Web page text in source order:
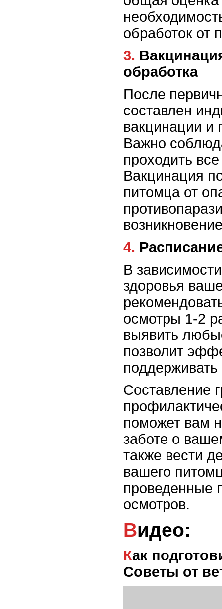
обработок от
3. Вакцинация и противопаразитарная
обработка
После
составлен
вакцинации и
Важно
проходить
Вакцинация
питомца от
4.
В
здоровья
осмотры 1-2
выявить
позволит
Составление
поможет вам
заботе о
также вести
вашего
проведенные
осмотров.
Видео:
Как подготовиться к появлению щенка?
Советы от